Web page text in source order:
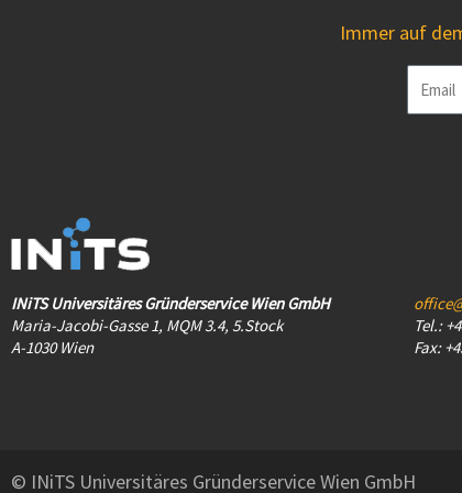
Immer auf
Email
INiTS Universitäres Gründerservice Wien GmbH
Maria-Jacobi-Gasse 1, MQM 3.4, 5.Stock
A-1030 Wien
Tel.:
Fax:
© INiTS Universitäres Gründerservice Wien GmbH